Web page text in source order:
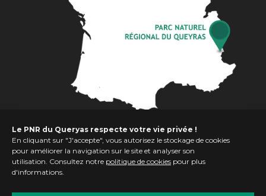
Le PNR du Queryas respecte votre vie privée !
En cliquant sur "J'accepte", vous autorisez le stockage de cookies
pour améliorer la navigation sur le site et analyser son
utilisation. Consultez notre politique de cookies pour plus
d'informations.